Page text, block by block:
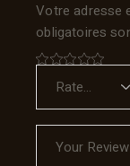
Votre adresse
obligatoires